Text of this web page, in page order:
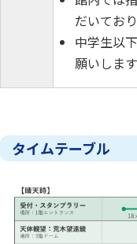
だいており
中学生以
願いします
タイムテーブル